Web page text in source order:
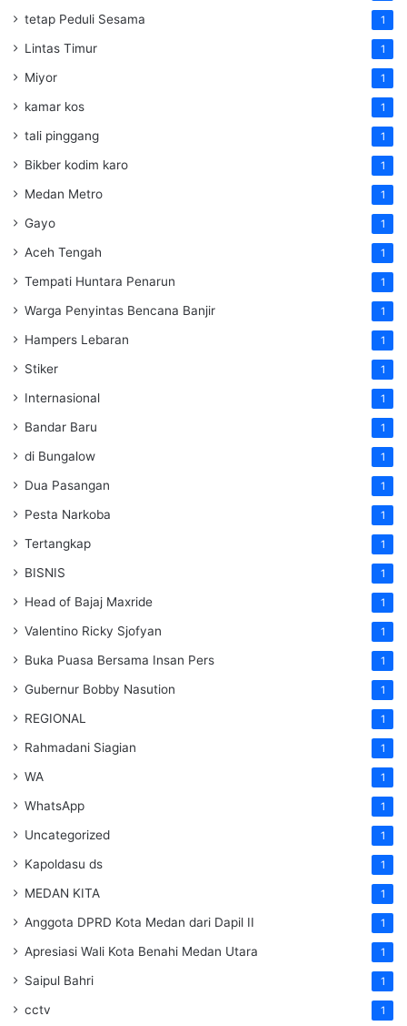
tetap Peduli Sesama 1
Lintas Timur 1
Miyor 1
kamar kos 1
tali pinggang 1
Bikber kodim karo 1
Medan Metro 1
Gayo 1
Aceh Tengah 1
Tempati Huntara Penarun 1
Warga Penyintas Bencana Banjir 1
Hampers Lebaran 1
Stiker 1
Internasional 1
Bandar Baru 1
di Bungalow 1
Dua Pasangan 1
Pesta Narkoba 1
Tertangkap 1
BISNIS 1
Head of Bajaj Maxride 1
Valentino Ricky Sjofyan 1
Buka Puasa Bersama Insan Pers 1
Gubernur Bobby Nasution 1
REGIONAL 1
Rahmadani Siagian 1
WA 1
WhatsApp 1
Uncategorized 1
Kapoldasu ds 1
MEDAN KITA 1
Anggota DPRD Kota Medan dari Dapil II 1
Apresiasi Wali Kota Benahi Medan Utara 1
Saipul Bahri 1
cctv 1